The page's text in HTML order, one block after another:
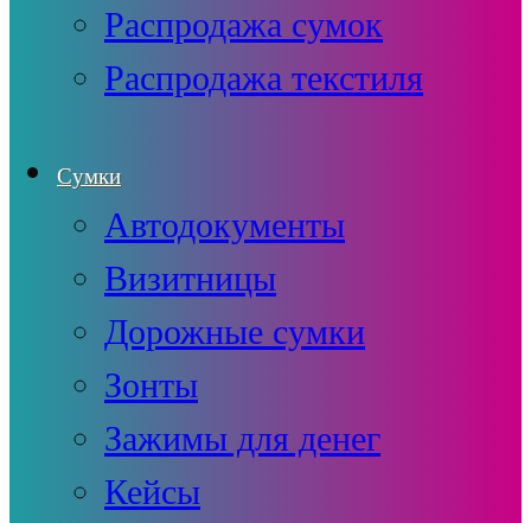
Распродажа сумок
Распродажа текстиля
Сумки
Автодокументы
Визитницы
Дорожные сумки
Зонты
Зажимы для денег
Кейсы